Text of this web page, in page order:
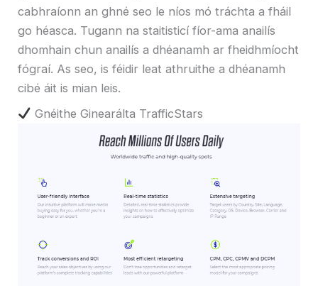
cabhraíonn an ghné seo le níos mó tráchta a fháil
go héasca. Tugann na staitisticí fíor-ama anailís
dhomhain chun anailís a dhéanamh ar fheidhmíocht
fógraí. As seo, is féidir leat athruithe a dhéanamh
cibé áit is mian leis.
Gnéithe Ginearálta TrafficStars